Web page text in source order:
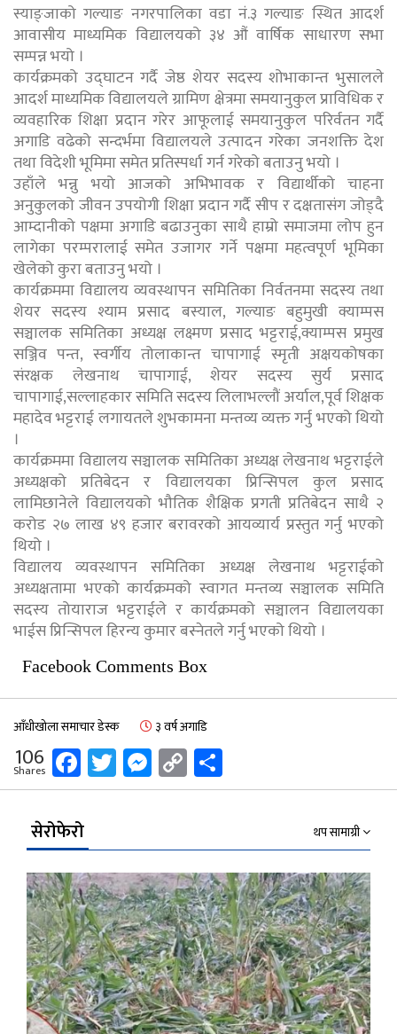
स्याङ्जाको गल्याङ नगरपालिका वडा नं.३ गल्याङ स्थित आदर्श
आवासीय माध्यमिक विद्यालयको ३४ औं वार्षिक साधारण सभा
सम्पन्न भयो ।
कार्यक्रमको उद्घाटन गर्दै जेष्ठ शेयर सदस्य शोभाकान्त भुसालले
आदर्श माध्यमिक विद्यालयले ग्रामिण क्षेत्रमा समयानुकुल प्राविधिक र
व्यवहारिक शिक्षा प्रदान गरेर आफूलाई समयानुकुल परिर्वतन गर्दै
अगाडि वढेको सन्दर्भमा विद्यालयले उत्पादन गरेका जनशक्ति देश
तथा विदेशी भूमिमा समेत प्रतिस्पर्धा गर्न गरेको बताउनु भयो ।
उहाँले भन्नु भयो आजको अभिभावक र विद्यार्थीको चाहना
अनुकुलको जीवन उपयोगी शिक्षा प्रदान गर्दै सीप र दक्षतासंग जोड्दै
आम्दानीको पक्षमा अगाडि बढाउनुका साथै हाम्रो समाजमा लोप हुन
लागेका परम्परालाई समेत उजागर गर्ने पक्षमा महत्वपूर्ण भूमिका
खेलेको कुरा बताउनु भयो ।
कार्यक्रममा विद्यालय व्यवस्थापन समितिका निर्वतनमा सदस्य तथा
शेयर सदस्य श्याम प्रसाद बस्याल, गल्याङ बहुमुखी क्याम्पस
सञ्चालक समितिका अध्यक्ष लक्ष्मण प्रसाद भट्टराई,क्याम्पस प्रमुख
सञ्जिव पन्त, स्वर्गीय तोलाकान्त चापागाई स्मृती अक्षयकोषका
संरक्षक लेखनाथ चापागाई, शेयर सदस्य सुर्य प्रसाद
चापागाई,सल्लाहकार समिति सदस्य लिलाभल्लौं अर्याल,पूर्व शिक्षक
महादेव भट्टराई लगायतले शुभकामना मन्तव्य व्यक्त गर्नु भएको थियो
।
कार्यक्रममा विद्यालय सञ्चालक समितिका अध्यक्ष लेखनाथ भट्टराईले
अध्यक्षको प्रतिबेदन र विद्यालयका प्रिन्सिपल कुल प्रसाद
लामिछानेले विद्यालयको भौतिक शैक्षिक प्रगती प्रतिबेदन साथै २
करोड २७ लाख ४९ हजार बरावरको आयव्यार्य प्रस्तुत गर्नु भएको
थियो ।
विद्यालय व्यवस्थापन समितिका अध्यक्ष लेखनाथ भट्टराईको
अध्यक्षतामा भएको कार्यक्रमको स्वागत मन्तव्य सञ्चालक समिति
सदस्य तोयाराज भट्टराईले र कार्यक्रमको सञ्चालन विद्यालयका
भाईस प्रिन्सिपल हिरन्य कुमार बस्नेतले गर्नु भएको थियो ।
Facebook Comments Box
आँधीखोला समाचार डेस्क ३ वर्ष अगाडि
106
Shares Facebook
Twitter
Messenger
Copy
Link
सेरोफेरो थप सामाग्री